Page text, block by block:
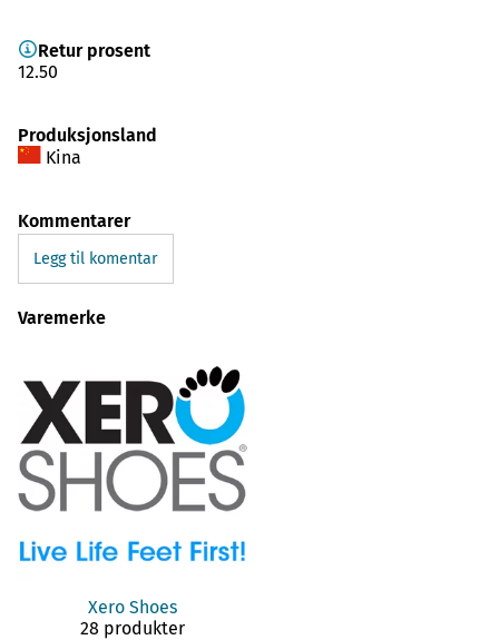
Retur prosent
12.50
Produksjonsland
Kina
Kommentarer
Legg til komentar
Varemerke
Xero Shoes
28 produkter